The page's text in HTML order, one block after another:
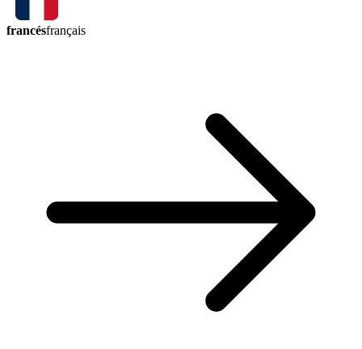
francésfrançais